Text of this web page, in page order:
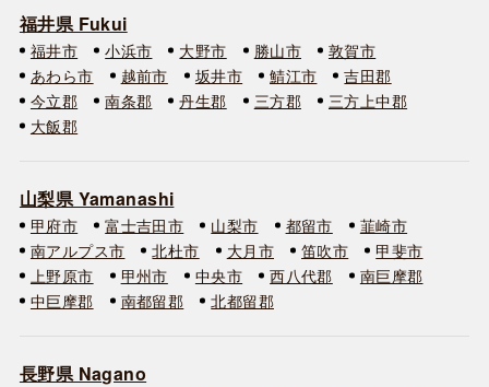
福井県 Fukui
福井市 小浜市 大野市 勝山市
敦賀市
あわら市
越前市 坂井市 鯖江市
吉田郡
今立郡
南条郡 丹生郡 三方郡
三方上中郡
大飯郡
山梨県 Yamanashi
甲府市 富士吉田市 山梨市 都留市
韮崎市
南アルプス市
北杜市 大月市 笛吹市
甲斐市
上野原市
甲州市 中央市 西八代郡
南巨摩郡
中巨摩郡
南都留郡 北都留郡
長野県 Nagano